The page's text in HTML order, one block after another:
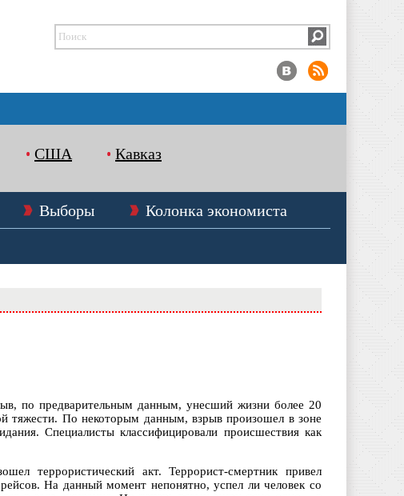
США Кавказ
Выборы
Колонка экономиста
по предварительным данным, унесший жизни более 20
тяжести. По некоторым данным, взрыв произошел в зоне
Специалисты классифицировали происшествия как
террористический акт. Террорист-смертник привел
На данный момент непонятно, успел ли человек со